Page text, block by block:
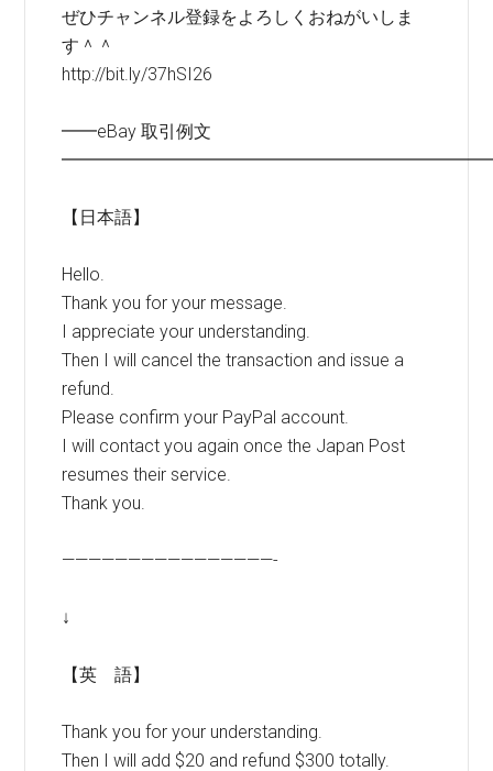
ぜひチャンネル登録をよろしくおねがいしま
す＾＾
http://bit.ly/37hSI26
━━eBay 取引例文
【日本語】
Hello.
Thank you for your message.
I appreciate your understanding.
Then I will cancel the transaction and issue a
refund.
Please confirm your PayPal account.
I will contact you again once the Japan Post
resumes their service.
Thank you.
————————————————-
↓
【英 語】
Thank you for your understanding.
Then I will add $20 and refund $300 totally.